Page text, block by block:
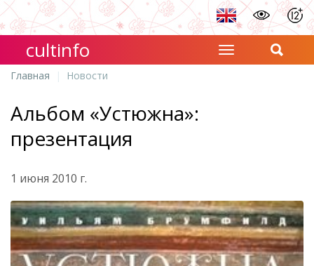
cultinfo
Главная Новости
Альбом «Устюжна»:
презентация
1 июня 2010 г.